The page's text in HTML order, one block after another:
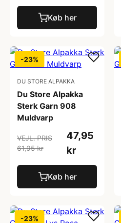
Køb her
-23%
DU STORE ALPAKKA
Du Store Alpakka
Sterk Garn 908
Muldvarp
VEJL. PRIS
61,95 kr
47,95
kr
Køb her
-23%